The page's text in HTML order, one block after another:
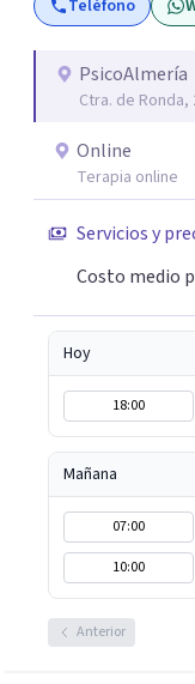
inicialmente
personalizado. Utilizo diferentes técnicas psicológicas
aunque mi
eficacia, reduciendo el tiempo de tratamiento y
consiguiendo
¿Tienes dudas de
momento de dar
Teléfono
PsicoAlmería
Ctra. de Ronda,
Online
Terapia online
Servicios y
Costo medio
Hoy
18:00
Mañana
07:00
10:00
Anterior